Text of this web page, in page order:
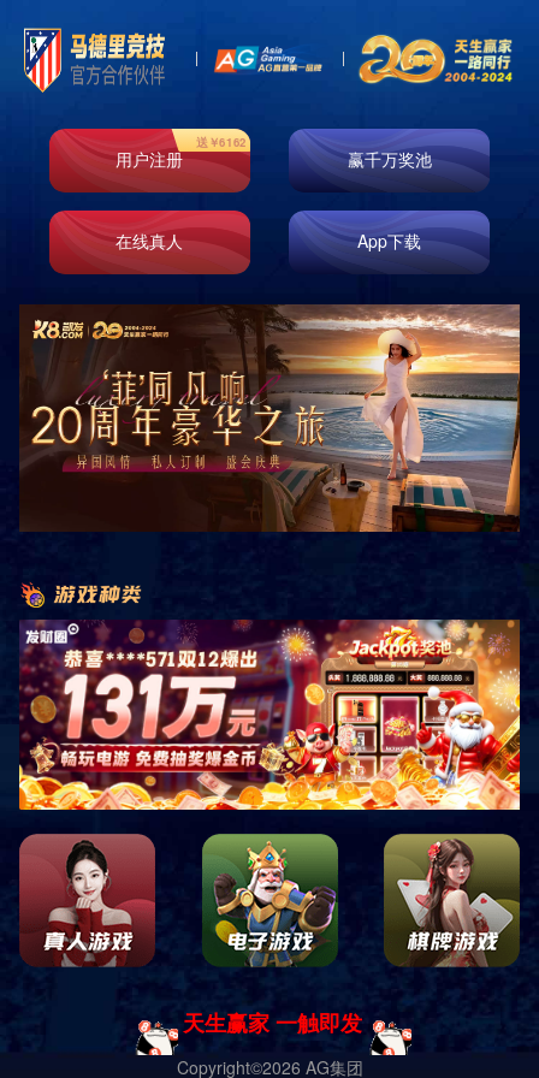
服务热线
400-618-5620
售后热线
400-653-1066
联系我们
地址：山东省德州市宁津县宏图路与香江大道交叉口
东100米路南
电话：18553494288 马总